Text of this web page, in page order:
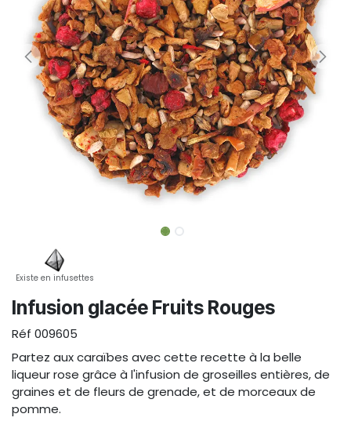
Existe en infusettes
Infusion glacée Fruits Rouges
Réf 009605
Partez aux caraïbes avec cette recette à la belle
liqueur rose grâce à l'infusion de groseilles entières, de
graines et de fleurs de grenade, et de morceaux de
pomme.